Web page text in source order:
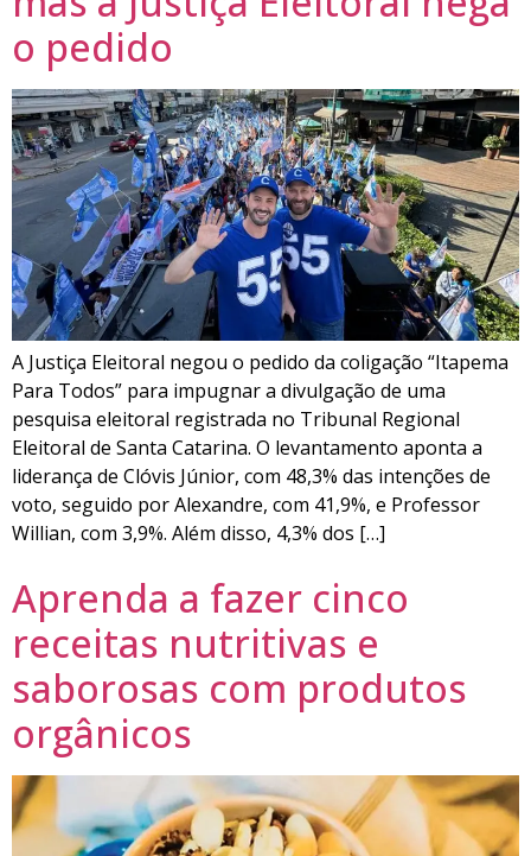
o pedido
A Justiça Eleitoral negou o pedido da coligação “Itapema
Para Todos” para impugnar a divulgação de uma
pesquisa eleitoral registrada no Tribunal Regional
Eleitoral de Santa Catarina. O levantamento aponta a
liderança de Clóvis Júnior, com 48,3% das intenções de
voto, seguido por Alexandre, com 41,9%, e Professor
Willian, com 3,9%. Além disso, 4,3% dos […]
Aprenda a fazer cinco
receitas nutritivas e
saborosas com produtos
orgânicos